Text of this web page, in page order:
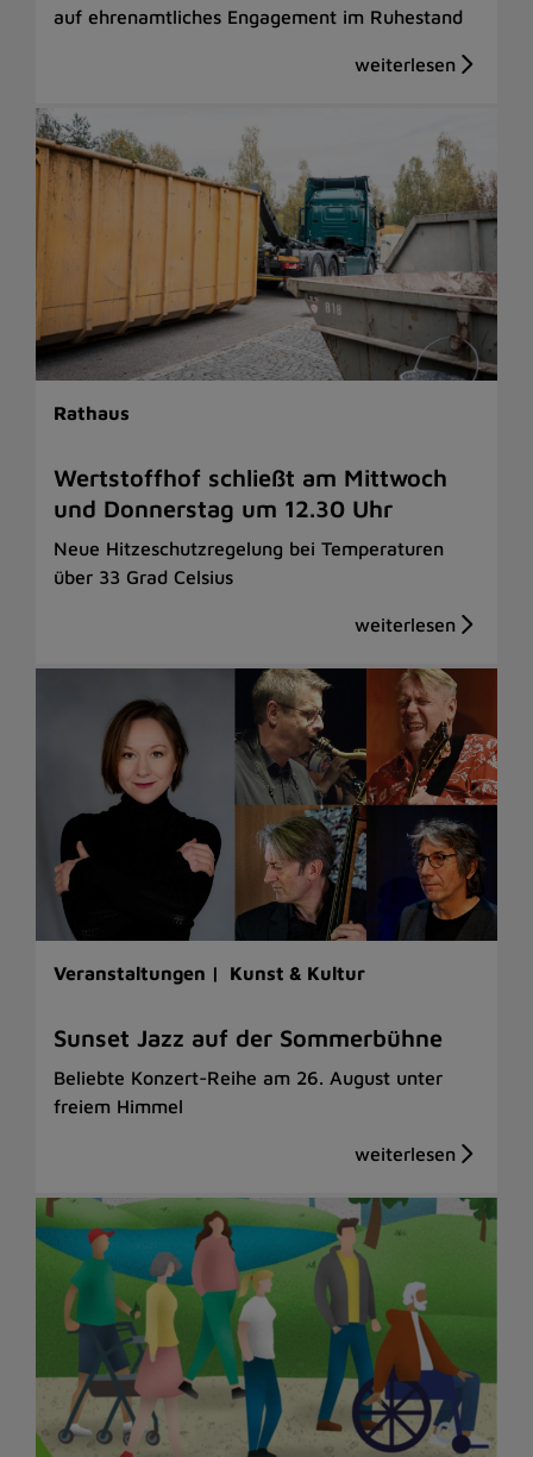
auf ehrenamtliches Engagement im Ruhestand
Rathaus
Wertstoffhof schließt am Mittwoch
und Donnerstag um 12.30 Uhr
Neue Hitzeschutzregelung bei Temperaturen
über 33 Grad Celsius
Veranstaltungen | Kunst & Kultur
Sunset Jazz auf der Sommerbühne
Beliebte Konzert-Reihe am 26. August unter
freiem Himmel